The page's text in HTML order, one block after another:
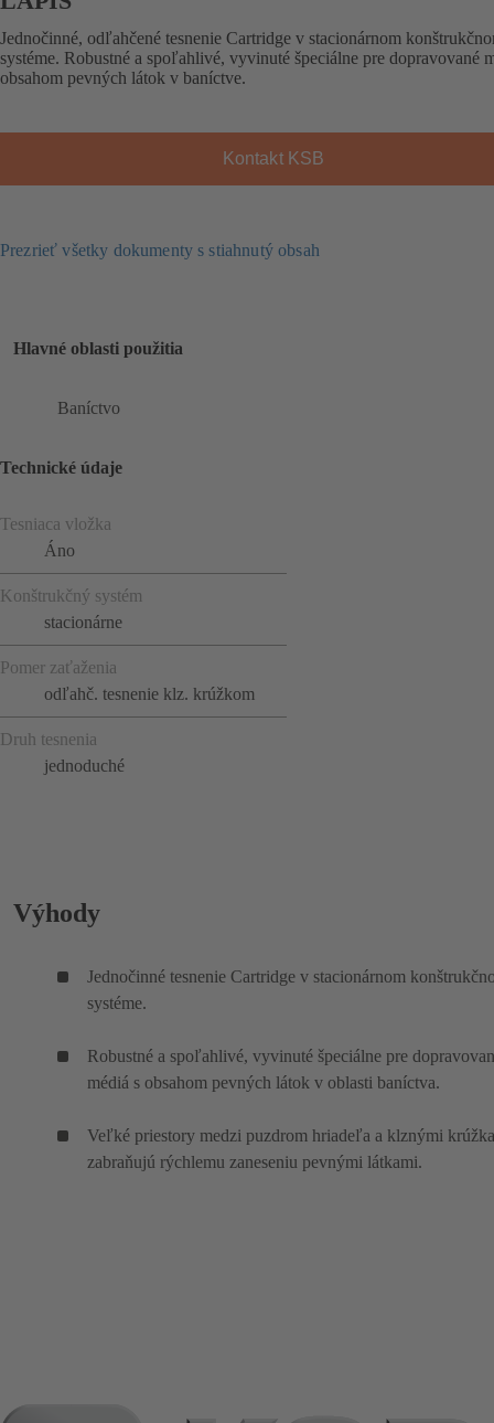
Jednočinné, odľahčené tesnenie Cartridge v stacionárnom
systéme. Robustné a spoľahlivé, vyvinuté špeciálne pre dopravované
obsahom pevných látok v baníctve.
Kontakt KSB
Prezrieť všetky dokumenty s stiahnutý obsah
Hlavné oblasti použitia
Baníctvo
Technické údaje
Tesniaca vložka
Áno
Konštrukčný systém
stacionárne
Pomer zaťaženia
odľahč. tesnenie klz. krúžkom
Druh tesnenia
jednoduché
Výhody
Jednočinné tesnenie Cartridge v stacionárnom
systéme.
Robustné a spoľahlivé, vyvinuté špeciálne pre
médiá s obsahom pevných látok v oblasti baníctva.
Veľké priestory medzi puzdrom hriadeľa a klznými
zabraňujú rýchlemu zaneseniu pevnými látkami.